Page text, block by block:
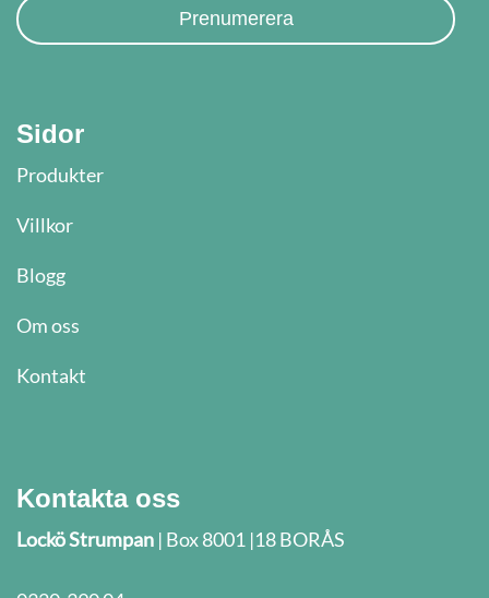
Prenumerera
Sidor
Produkter
Villkor
Blogg
Om oss
Kontakt
Kontakta oss
Lockö Strumpan | Box 8001 |18 BORÅS